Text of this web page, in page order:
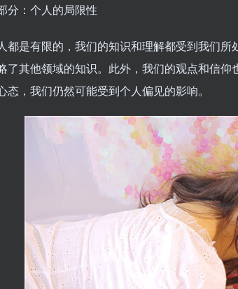
分：个人的局限性
都是有限的，我们的知识和理解都受到我们
了其他领域的知识。此外，我们的观点和信
态，我们仍然可能受到个人偏见的影响。